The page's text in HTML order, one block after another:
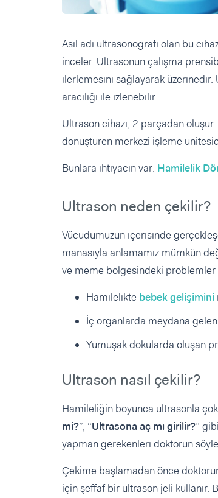
Asıl adı ultrasonografi olan bu
inceler. Ultrasonun çalışma
ilerlemesini sağlayarak üzerinedir.
aracılığı ile izlenebilir.
Ultrason cihazı, 2 parçadan
dönüştüren merkezi işleme
Bunlara ihtiyacın var: Hamilelik
Ultrason neden çekilir?
Vücudumuzun içerisinde
manasıyla anlamamız mümkün
ve meme bölgesindeki
Hamilelikte bebek gelişimini
İç organlarda meydana
Yumuşak dokularda oluşan
Ultrason nasıl çekilir?
Hamileliğin boyunca ultrasonla
mi?”, “Ultrasona aç mı girilir?”
yapman gerekenleri doktorun
Çekime başlamadan önce
için şeffaf bir ultrason jeli kullanır.